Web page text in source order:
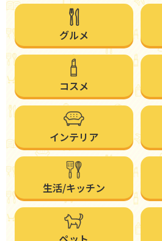
グルメ
コスメ
インテリア
生活/キッチン